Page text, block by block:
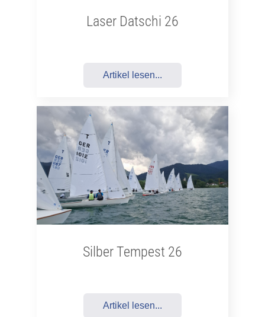
Laser Datschi 26
Artikel lesen...
Silber Tempest 26
Artikel lesen...